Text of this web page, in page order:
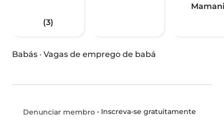
(3)
Babás · Vagas de emprego de babá
Denunciar membro• Inscreva-se gratuitamente